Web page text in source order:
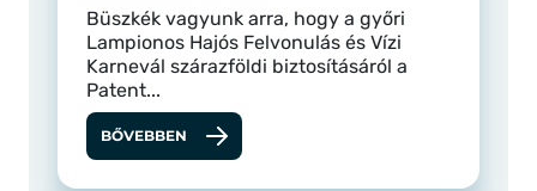
Büszkék vagyunk arra, hogy a győri
Lampionos Hajós Felvonulás és Vízi
Karnevál szárazföldi biztosításáról a
Patent...
BŐVEBBEN